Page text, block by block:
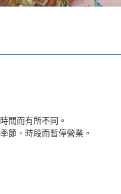
間而有所不同。
節、時段而暫停營業。